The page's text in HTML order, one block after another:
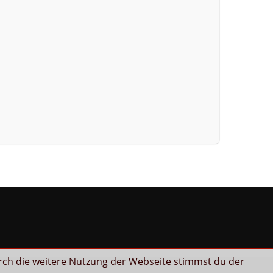
die weitere Nutzung der Webseite stimmst du der